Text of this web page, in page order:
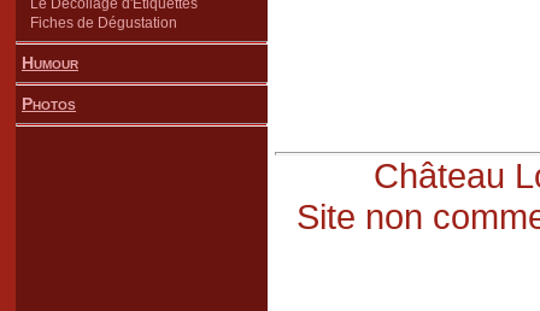
Le Décollage d'Étiquettes
Fiches de Dégustation
Humour
Photos
Château
Site non